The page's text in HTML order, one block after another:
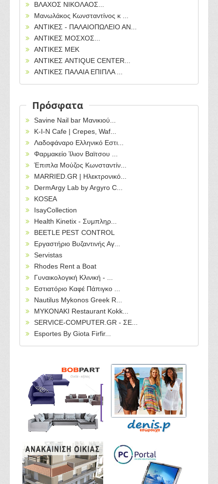
ΒΛΑΧΟΣ ΝΙΚΟΛΑΟΣ...
Μανωλάκος Κωνσταντίνος κ ...
ΑΝΤΙΚΕΣ - ΠΑΛΑΙΟΠΩΛΕΙΟ ΑΝ...
ΑΝΤΙΚΕΣ ΜΟΣΧΟΣ...
ΑΝΤΙΚΕΣ ΜΕΚ
ΑΝΤΙΚΕΣ ANTIQUE CENTER...
ΑΝΤΙΚΕΣ ΠΑΛΑΙΑ ΕΠΙΠΛΑ ...
Πρόσφατα
Savine Nail bar Μανικιού...
Κ-Ι-Ν Cafe | Crepes, Waf...
Λαδοφάναρο Ελληνικό Εστι...
Φαρμακείο Ίλιον Βαϊτσου ...
Έπιπλα Μούζος Κωνσταντίν...
MARRIED.GR | Ηλεκτρονικό...
DermArgy Lab by Argyro C...
KOSEA
IsayCollection
Health Kinetix - Συμπληρ...
BEETLE PEST CONTROL
Εργαστήριο Βυζαντινής Αγ...
Servistas
Rhodes Rent a Boat
Γυναικολογική Κλινική - ...
Εστιατόριο Καφέ Πάπιγκο ...
Nautilus Mykonos Greek R...
MYKONAKI Restaurant Kokk...
SERVICE-COMPUTER.GR - ΣΕ...
Esportes By Giota Firfir...